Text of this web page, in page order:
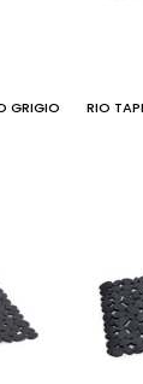
GRIGIO
RIO